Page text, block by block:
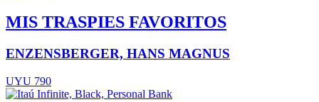
MIS TRASPIES FAVORITOS
ENZENSBERGER, HANS MAGNUS
UYU 790